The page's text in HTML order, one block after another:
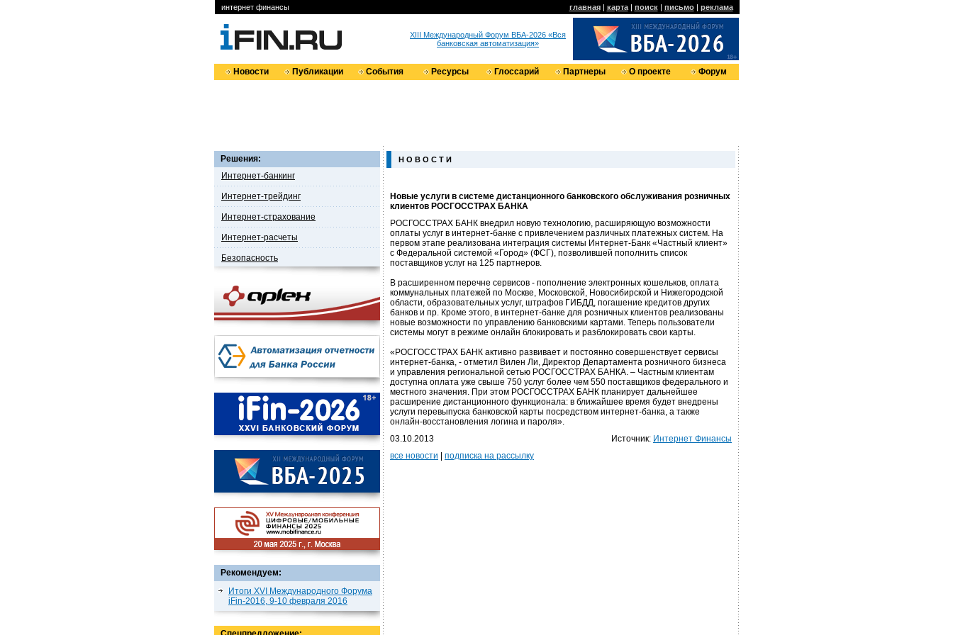
интернет финансы главная| карта| поиск| письмо| реклама
XIII Международный Форум ВБА-2026 «Вся
банковская автоматизация»
Новости Публикации События Ресурсы Глоссарий Партнеры О проекте Форум
Решения:
Интернет-банкинг
Интернет-трейдинг
Интернет-страхование
Интернет-расчеты
Безопасность
Рекомендуем:
Итоги XVI Международного Форума
iFin-2016, 9-10 февраля 2016
Н О В О С Т И
Новые услуги в системе дистанционного банковского обслуживания розничных
клиентов РОСГОССТРАХ БАНКА
РОСГОССТРАХ БАНК внедрил новую технологию, расширяющую возможности
оплаты услуг в интернет-банке с привлечением различных платежных систем. На
первом этапе реализована интеграция системы Интернет-Банк «Частный клиент»
с Федеральной системой «Город» (ФСГ), позволившей пополнить список
поставщиков услуг на 125 партнеров.
В расширенном перечне сервисов - пополнение электронных кошельков, оплата
коммунальных платежей по Москве, Московской, Новосибирской и Нижегородской
области, образовательных услуг, штрафов ГИБДД, погашение кредитов других
банков и пр. Кроме этого, в интернет-банке для розничных клиентов реализованы
новые возможности по управлению банковскими картами. Теперь пользователи
системы могут в режиме онлайн блокировать и разблокировать свои карты.
«РОСГОССТРАХ БАНК активно развивает и постоянно совершенствует сервисы
интернет-банка, - отметил Вилен Ли, Директор Департамента розничного бизнеса
и управления региональной сетью РОСГОССТРАХ БАНКА. – Частным клиентам
доступна оплата уже свыше 750 услуг более чем 550 поставщиков федерального и
местного значения. При этом РОСГОССТРАХ БАНК планирует дальнейшее
расширение дистанционного функционала: в ближайшее время будет внедрены
услуги перевыпуска банковской карты посредством интернет-банка, а также
онлайн-восстановления логина и пароля».
03.10.2013
Источник: Интернет Финансы
все новости
подписка на рассылку